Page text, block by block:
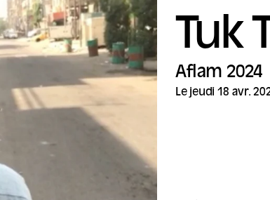
Tuk
Aflam 2024
Le jeudi 18 avr.